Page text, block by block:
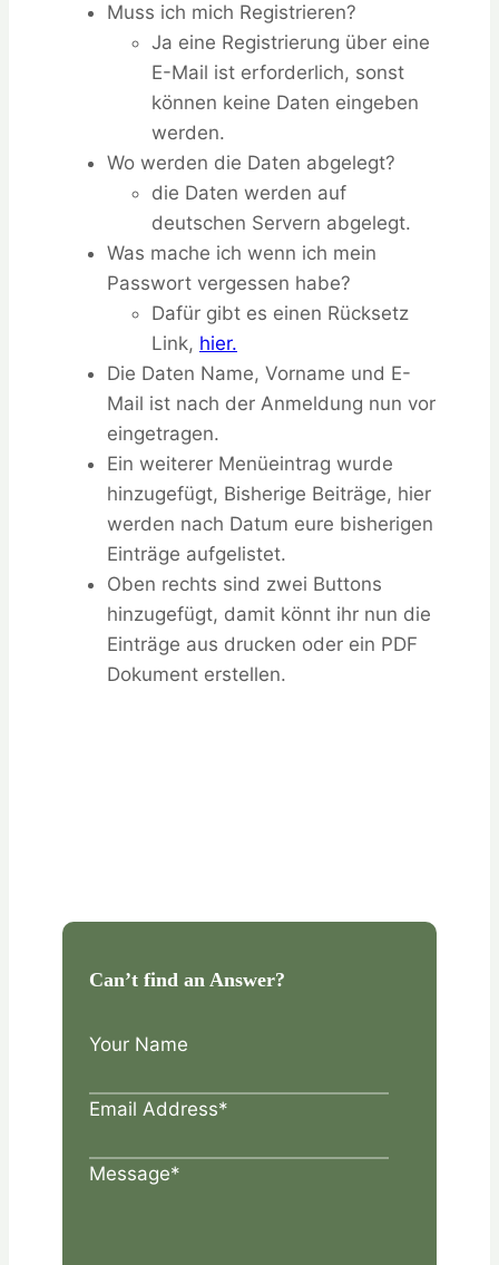
Muss ich mich Registrieren?
Ja eine Registrierung über eine
E-Mail ist erforderlich, sonst
können keine Daten eingeben
werden.
Wo werden die Daten abgelegt?
die Daten werden auf
deutschen Servern abgelegt.
Was mache ich wenn ich mein
Passwort vergessen habe?
Dafür gibt es einen Rücksetz
Link, hier.
Die Daten Name, Vorname und E-
Mail ist nach der Anmeldung nun vor
eingetragen.
Ein weiterer Menüeintrag wurde
hinzugefügt, Bisherige Beiträge, hier
werden nach Datum eure bisherigen
Einträge aufgelistet.
Oben rechts sind zwei Buttons
hinzugefügt, damit könnt ihr nun die
Einträge aus drucken oder ein PDF
Dokument erstellen.
Can’t find an Answer?
Your Name
Email Address*
Message*